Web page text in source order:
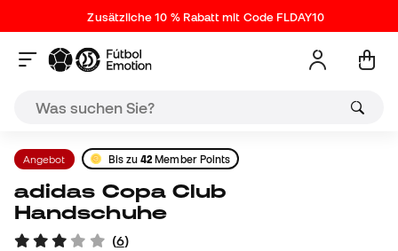
Zusätzliche 10 % Rabatt mit Code FLDAY10
Angebot Bis zu42 Member Points
adidas Copa Club
Handschuhe
(6)